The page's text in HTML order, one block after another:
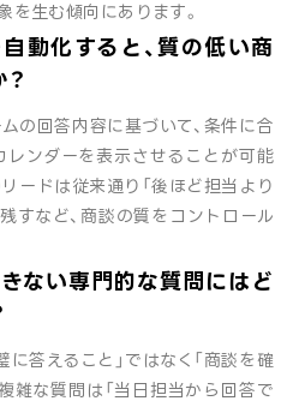
を生む傾向にあります。
動化すると、質の低い商
の回答内容に基づいて、条件に合
レンダーを表示させることが可能
ードは従来通り「後ほど担当より
すなど、商談の質をコントロール
ない専門的な質問にはど
答えること」ではなく「商談を確
雑な質問は「当日担当から回答で